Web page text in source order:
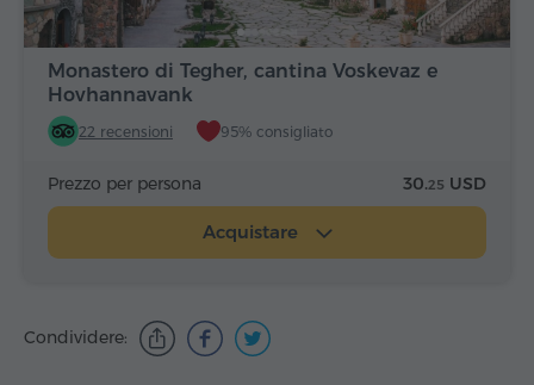
Monastero di Tegher, cantina Voskevaz e
Hovhannavank
22 recensioni 95% consigliato
Prezzo per persona 30.25 USD
Acquistare
Condividere: